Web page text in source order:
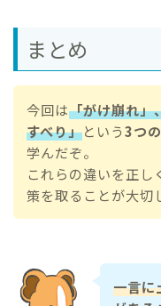
まとめ
今回は「がけ崩れ」
すべり」という3つ
学んだぞ。
これらの違いを正し
策を取ることが大切
一言に